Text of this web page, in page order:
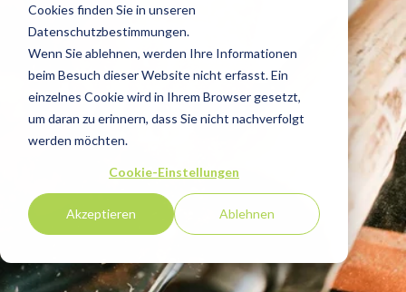
Cookies finden Sie in unseren
Datenschutzbestimmungen.
Wenn Sie ablehnen, werden Ihre Informationen
beim Besuch dieser Website nicht erfasst. Ein
einzelnes Cookie wird in Ihrem Browser gesetzt,
um daran zu erinnern, dass Sie nicht nachverfolgt
werden möchten.
Cookie-Einstellungen
Akzeptieren Ablehnen